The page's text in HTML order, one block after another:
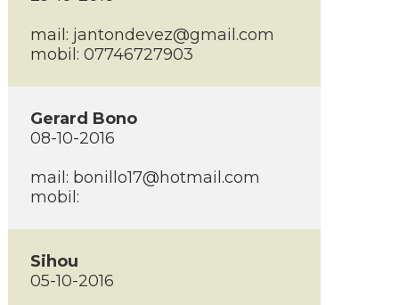
mail: jantondevez@gmail.com
mobil: 07746727903
Gerard Bono
08-10-2016
mail: bonillo17@hotmail.com
mobil:
Sihou
05-10-2016